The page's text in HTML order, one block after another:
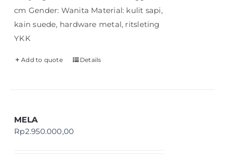
cm Gender: Wanita Material: kulit sapi,
kain suede, hardware metal, ritsleting
YKK
Add to quote Details
MELA
Rp2.950.000,00